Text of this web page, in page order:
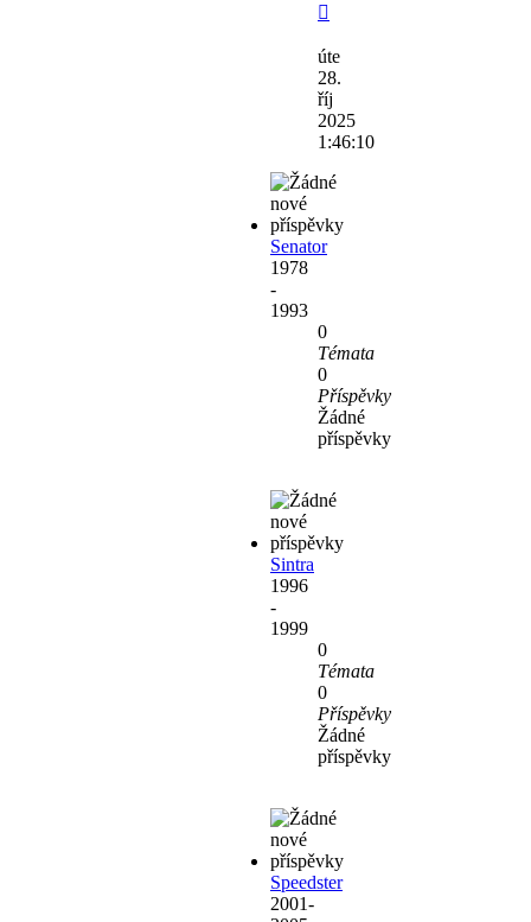
poslední
příspěvek
úte
28.
říj
2025
1:46:10
Senator
1978
-
1993
0
Témata
0
Příspěvky
Žádné
příspěvky
Sintra
1996
-
1999
0
Témata
0
Příspěvky
Žádné
příspěvky
Speedster
2001-